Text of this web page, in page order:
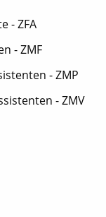
- ZFA
- ZMF
- ZMP
- ZMV